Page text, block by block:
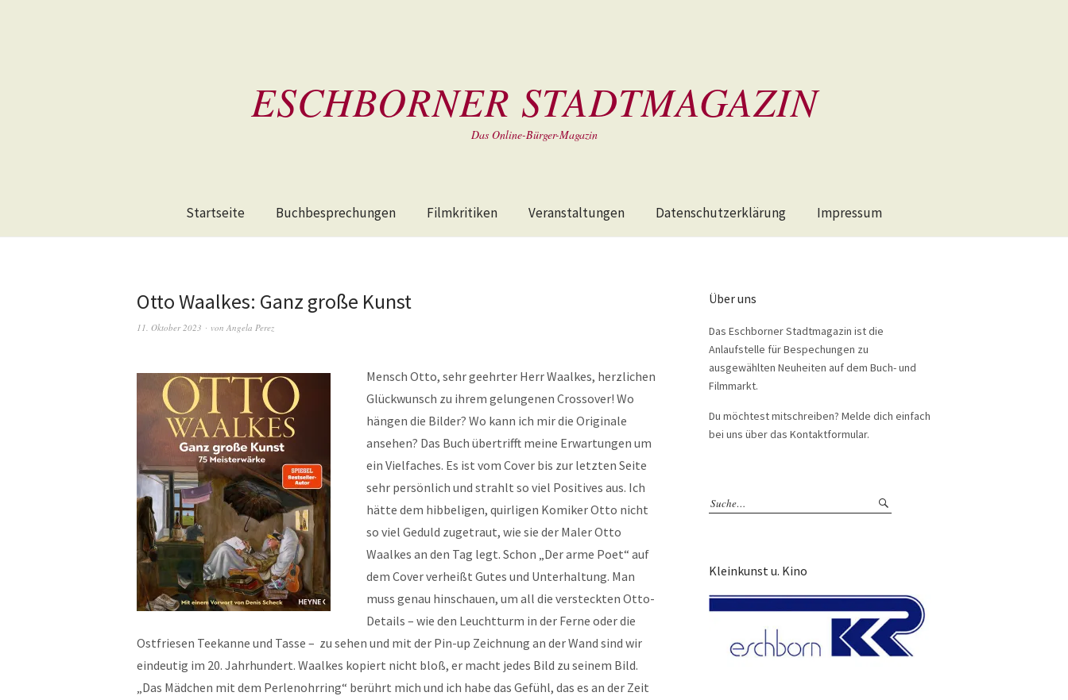
ESCHBORNER STADTMAGAZIN
Das Online-Bürger-Magazin
Startseite Buchbesprechungen Filmkritiken Veranstaltungen Datenschutzerklärung Impressum
Otto Waalkes: Ganz große Kunst
11. Oktober 2023 von Angela Perez
Mensch Otto, sehr geehrter Herr Waalkes, herzlichen
Glückwunsch zu ihrem gelungenen Crossover! Wo
hängen die Bilder? Wo kann ich mir die Originale
ansehen? Das Buch übertrifft meine Erwartungen um
ein Vielfaches. Es ist vom Cover bis zur letzten Seite
sehr persönlich und strahlt so viel Positives aus. Ich
hätte dem hibbeligen, quirligen Komiker Otto nicht
so viel Geduld zugetraut, wie sie der Maler Otto
Waalkes an den Tag legt. Schon „Der arme Poet“ auf
dem Cover verheißt Gutes und Unterhaltung. Man
muss genau hinschauen, um all die versteckten Otto-
Details – wie den Leuchtturm in der Ferne oder die
Ostfriesen Teekanne und Tasse – zu sehen und mit der Pin-up Zeichnung an der Wand sind wir
eindeutig im 20. Jahrhundert. Waalkes kopiert nicht bloß, er macht jedes Bild zu seinem Bild.
„Das Mädchen mit dem Perlenohrring“ berührt mich und ich habe das Gefühl, das es an der Zeit
Über uns
Das Eschborner Stadtmagazin ist die
Anlaufstelle für Bespechungen zu
ausgewählten Neuheiten auf dem Buch- und
Filmmarkt.
Du möchtest mitschreiben? Melde dich einfach
bei uns über das Kontaktformular.
Kleinkunst u. Kino